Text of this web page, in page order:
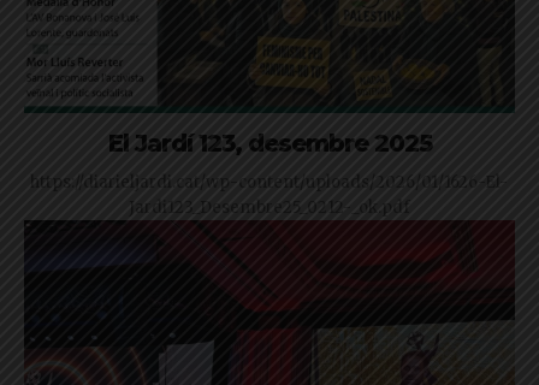
El Jardí 123, desembre 2025
https://diarieljardi.cat/wp-content/uploads/2026/01/1626-El-
Jardi123_Desembre25_0212-_ok.pdf